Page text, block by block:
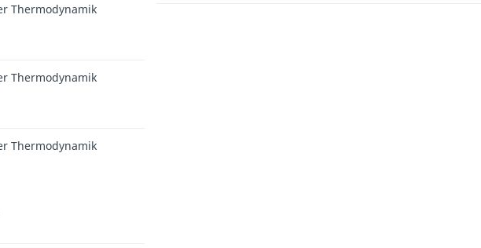
Thermodynamik
Thermodynamik
Thermodynamik